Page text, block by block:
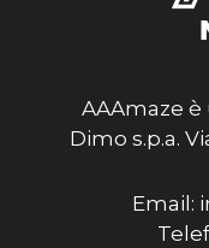
AAAmaze
Dimo s.p.a.
Email: